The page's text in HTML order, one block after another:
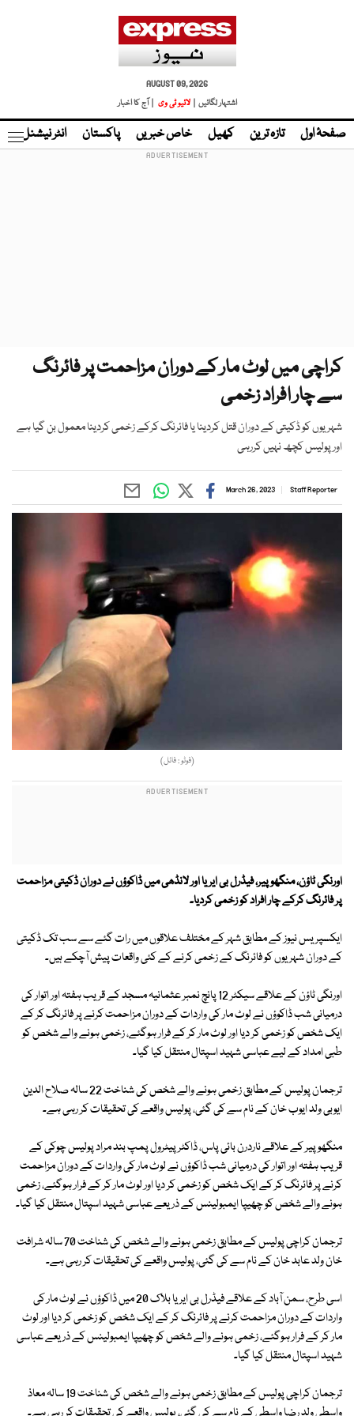
AUGUST 09, 2026
اشتہار لگائیں |
لائیو ٹی وی | آج کا اخبار
صفحۂ اول تازہ ترین کھیل خاص خبریں پاکستان انٹر نیشنل
کراچی میں لوٹ مار کے دوران مزاحمت پر فائرنگ
سے چار افراد زخمی
شہریوں کو ڈکیتی کے دوران قتل کردینا یا فائرنگ کرکے زخمی کردینا معمول بن گیا ہے
اور پولیس کچھ نہیں کررہی
Staff Reporter
March 26, 2023
(فوٹو : فائل)
اورنگی ٹاؤن، منگھو پیر، فیڈرل بی ایریا اور لانڈھی میں ڈاکوؤں نے دوران ڈکیتی مزاحمت
پر فائرنگ کرکے چار افراد کو زخمی کردیا۔
ایکسپریس نیوز کے مطابق شہر کے مختلف علاقوں میں رات گئے سے سب تک ڈکیتی
کے دوران شہریوں کو فائرنگ کے زخمی کرنے کے کئی واقعات پیش آچکے ہیں۔
اورنگی ٹاؤن کے علاقے سیکٹر 12 پانچ نمبر عثمانیہ مسجد کے قریب ہفتہ اور اتوار کی
درمیانی شب ڈاکوؤں نے لوٹ مار کی واردات کے دوران مزاحمت کرنے پر فائرنگ کر کے
ایک شخص کو زخمی کر دیا اور لوٹ مار کر کے فرار ہوگئے، زخمی ہونے والے شخص کو
طبی امداد کے لیے عباسی شہید اسپتال منتقل کیا گیا۔
ترجمان پولیس کے مطابق زخمی ہونے والے شخص کی شناخت 22 سالہ صلاح الدین
ایوبی ولد ایوب خان کے نام سے کی گئی، پولیس واقعے کی تحقیقات کر رہی ہے۔
منگھو پیر کے علاقے ناردرن بائی پاس، ڈاکٹر پیٹرول پمپ بند مراد پولیس چوکی کے
قریب ہفتہ اور اتوار کی درمیانی شب ڈاکوؤں نے لوٹ مار کی واردات کے دوران مزاحمت
کرنے پر فائرنگ کر کے ایک شخص کو زخمی کر دیا اور لوٹ مار کر کے فرار ہوگئے، زخمی
ہونے والے شخص کو چھیپا ایمبولینس کے ذریعے عباسی شہید اسپتال منتقل کیا گیا۔
ترجمان کراچی پولیس کے مطابق زخمی ہونے والے شخص کی شناخت 70 سالہ شرافت
خان ولد عابد خان کے نام سے کی گئی، پولیس واقعے کی تحقیقات کر رہی ہے۔
اسی طرح، سمن آباد کے علاقے فیڈرل بی ایریا بلاک 20 میں ڈاکوؤں نے لوٹ مار کی
واردات کے دوران مزاحمت کرنے پر فائرنگ کر کے ایک شخص کو زخمی کر دیا اور لوٹ
مار کر کے فرار ہوگئے، زخمی ہونے والے شخص کو چھیپا ایمبولینس کے ذریعے عباسی
شہید اسپتال منتقل کیا گیا۔
ترجمان کراچی پولیس کے مطابق زخمی ہونے والے شخص کی شناخت 19 سالہ معاذ